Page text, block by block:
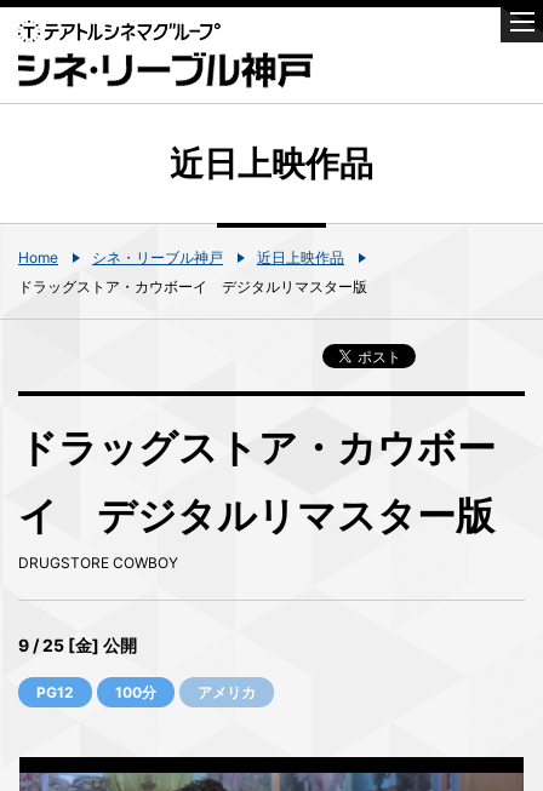
近日上映作品
Home シネ・リーブル神戸
近日上映作品
ドラッグストア・カウボーイ デジタルリマスター版
ドラッグストア・カウボー
イ デジタルリマスター版
DRUGSTORE COWBOY
9 / 25 [金] 公開
PG12 100分 アメリカ